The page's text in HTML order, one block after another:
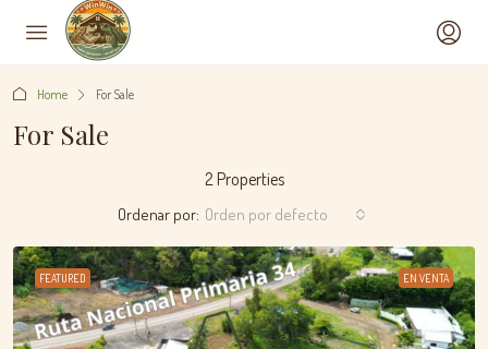
Home For Sale
For Sale
2 Properties
Ordenar por: Orden por defecto
FEATURED EN VENTA